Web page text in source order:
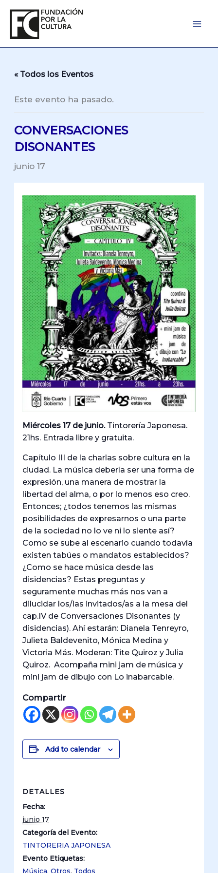
contenido
« Todos los Eventos
Este evento ha pasado.
CONVERSACIONES
DISONANTES
junio 17
Miércoles 17 de junio. Tintorería Japonesa.
21hs. Entrada libre y gratuita.
Capítulo III de la charlas sobre cultura en la
ciudad. La música debería ser una forma de
expresión, una manera de mostrar la
libertad del alma, o por lo menos eso creo.
Entonces; ¿todos tenemos las mismas
posibilidades de expresarnos o una parte
de la sociedad no lo ve ni lo siente así?
Como se sube al escenario cuando todavía
existen tabúes o mandatos establecidos?
¿Como se hace música desde las
disidencias? Estas preguntas y
seguramente muchas más nos van a
dilucidar los/las invitados/as a la mesa del
cap.IV de Conversaciones Disonantes (y
disidencias). Ahí estarán: Dianela Tenreyro,
Julieta Baldevenito, Mónica Medina y
Victoria Más. Moderan: Tite Quiroz y Julia
Quiroz. Acompaña mini jam de música y
mini jam de dibujo con Lo inabarcable.
Compartir
Add to calendar
DETALLES
Fecha:
junio 17
Categoría del Evento:
TINTORERIA JAPONESA
Evento Etiquetas:
Música,Otros, Todos